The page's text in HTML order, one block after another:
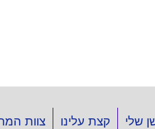
שלי קצת עלינו צוות